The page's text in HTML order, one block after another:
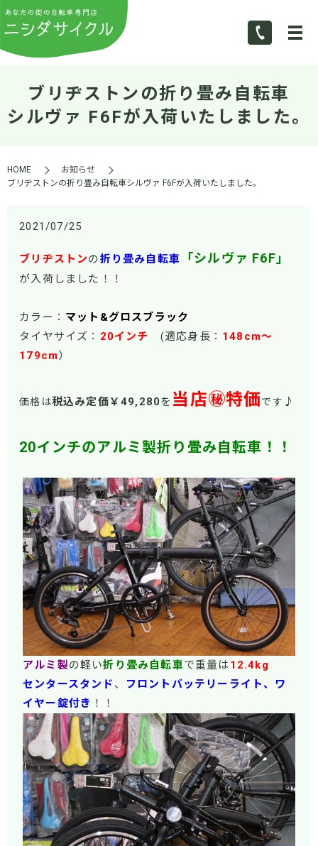
ブリヂストンの折り畳み自転車
シルヴァ F6Fが入荷いたしました。
HOME
お知らせ
ブリヂストンの折り畳み自転車シルヴァ F6Fが入荷いたしました。
2021/07/25
ブリヂストンの 折り畳み自転車 「シルヴァ F6F」
が入荷しました！！
カラー： マット&グロスブラック
タイヤサイズ： 20インチ (適応身長： 148cm～
179cm）
価格は税込み定価￥49,280を 当店㊙特価です ♪
20インチのアルミ製折り畳み自転車！！
アルミ製の軽い折り畳み自転車で重量は 12.4kg
センタースタンド 、
フロントバッテリーライト、ワ
イヤー錠付き ！！